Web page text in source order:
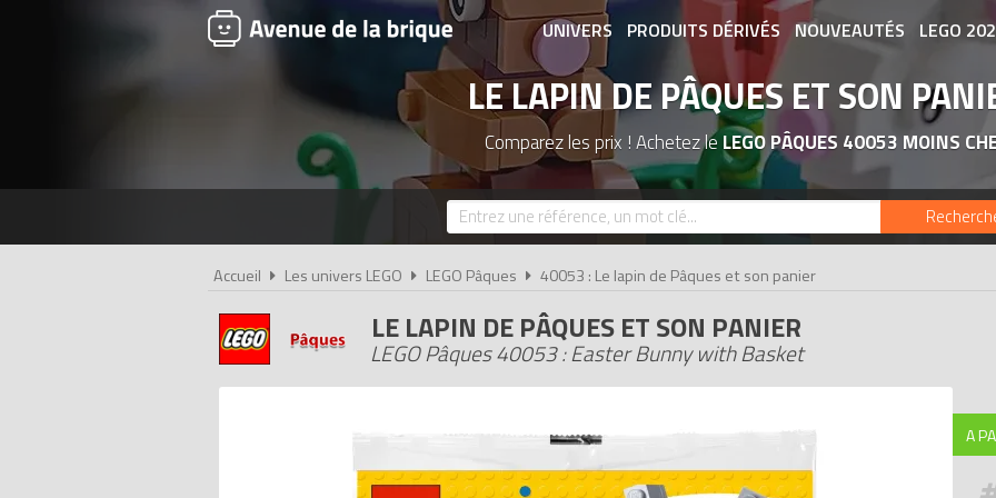
UNIVERS PRODUITS DÉRIVÉS NOUVEAUTÉS LEGO
ASSOCIATIONS DE FANS EXPOSITIONS
LE LAPIN DE PÂQUES ET SON
Comparez les prix ! Achetez le LEGO PÂQUES 40053 MOINS
Accueil Les univers LEGO LEGO Pâques 40053 : Le lapin de Pâques et son panier
LE LAPIN DE PÂQUES ET SON PANIER
LEGO Pâques 40053 : Easter Bunny with Basket
A